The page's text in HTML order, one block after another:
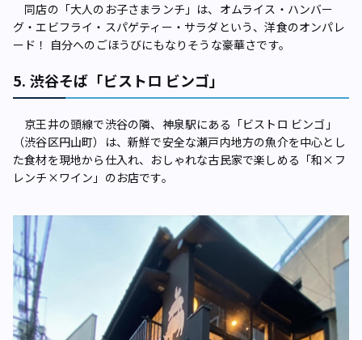
同店の「大人のお子さまランチ」は、オムライス・ハンバー
グ・エビフライ・スパゲティー・サラダという、洋食のオンパレ
ード！ 自分へのごほうびにもなりそうな豪華さです。
5. 渋谷そば「ビストロ ビンゴ」
京王井の頭線で渋谷の隣、神泉駅にある「ビストロ ビンゴ」
（渋谷区円山町）は、新鮮で安全な瀬戸内地方の魚介を中心とし
た食材を現地から仕入れ、おしゃれな古民家で楽しめる「和×フ
レンチ×ワイン」のお店です。